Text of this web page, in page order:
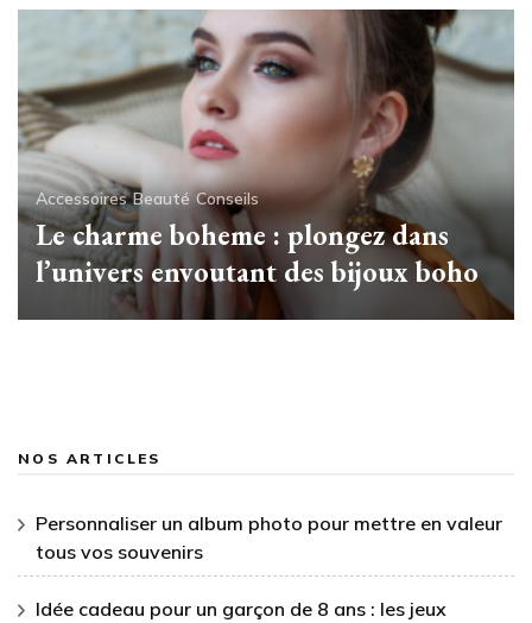
Accessoires Beauté Conseils
Le charme boheme : plongez dans
l’univers envoutant des bijoux boho
NOS ARTICLES
Personnaliser un album photo pour mettre en valeur
tous vos souvenirs
Idée cadeau pour un garçon de 8 ans : les jeux